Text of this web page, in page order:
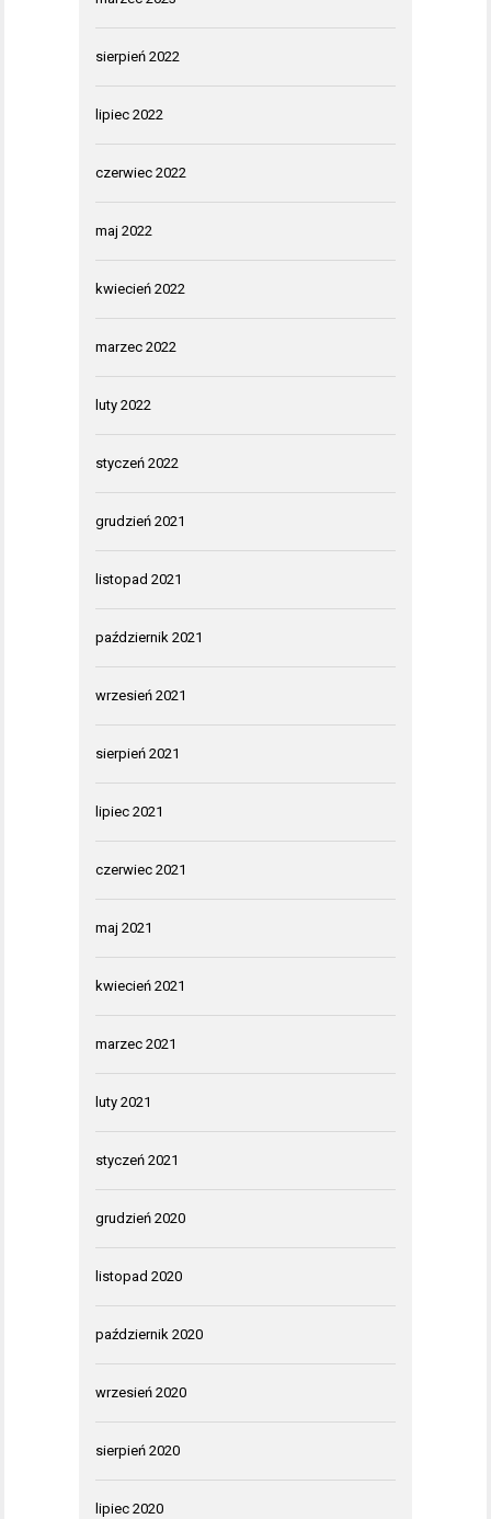
sierpień 2022
lipiec 2022
czerwiec 2022
maj 2022
kwiecień 2022
marzec 2022
luty 2022
styczeń 2022
grudzień 2021
listopad 2021
październik 2021
wrzesień 2021
sierpień 2021
lipiec 2021
czerwiec 2021
maj 2021
kwiecień 2021
marzec 2021
luty 2021
styczeń 2021
grudzień 2020
listopad 2020
październik 2020
wrzesień 2020
sierpień 2020
lipiec 2020